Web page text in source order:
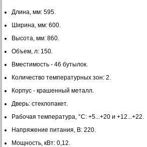
Длина, мм: 595.
Ширина, мм: 600.
Высота, мм: 860.
Объем, л: 150.
Вместимость - 46 бутылок.
Количество температурных зон: 2.
Корпус - крашенный металл.
Дверь: стеклопакет.
Рабочая температура, °С: +5...+20 и +12...+22.
Напряжение питания, В: 220.
Мощность, кВт: 0,12.